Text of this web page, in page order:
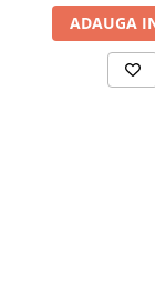
Gama de
Botanika
Gama de
Gama de
Gama de
Gama de
Gama de
ADAUGA